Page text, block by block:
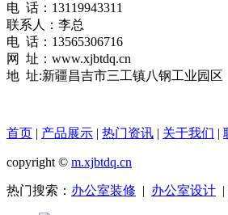
电 话：13119943311
联系人：李总
电 话：13565306716
网 址：www.xjbtdq.cn
地 址:新疆昌吉市三工镇八钢工业园区
首页 | 产品展示 | 热门资讯 | 关于我们 |
copyright © m.xjbtdq.cn
热门搜索： 办公室装修 | 办公室设计 |